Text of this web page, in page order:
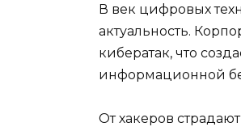
В век цифровых
актуальность.
кибератак, что
информационной
От хакеров